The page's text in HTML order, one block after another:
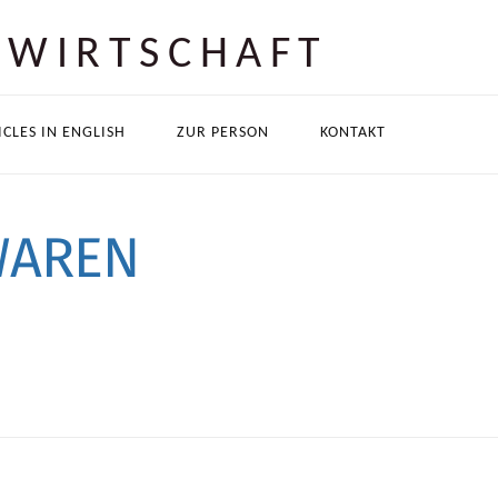
IN ENGLISH ZUR PERSON KONTAKT